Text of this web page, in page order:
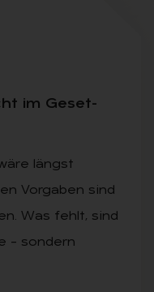
im Ge­set­
längst
Vorgaben sind
Was fehlt, sind
– sondern